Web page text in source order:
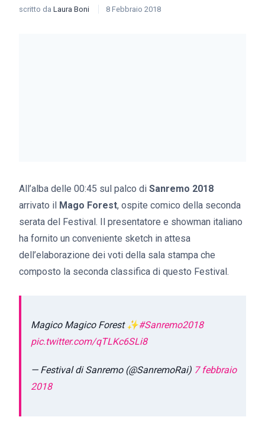
scritto da Laura Boni 8 Febbraio 2018
All’alba delle 00:45 sul palco di Sanremo 2018
arrivato il Mago Forest, ospite comico della seconda
serata del Festival. Il presentatore e showman italiano
ha fornito un conveniente sketch in attesa
dell’elaborazione dei voti della sala stampa che
composto la seconda classifica di questo Festival.
Magico Magico Forest ✨#Sanremo2018
pic.twitter.com/qTLKc6SLi8
— Festival di Sanremo (@SanremoRai) 7 febbraio
2018